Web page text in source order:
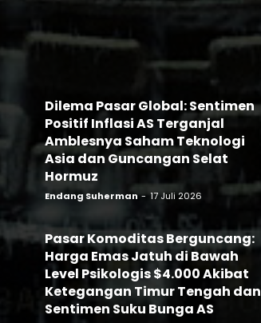
Dilema Pasar Global: Sentimen
Positif Inflasi AS Terganjal
Amblesnya Saham Teknologi
Asia dan Guncangan Selat
Hormuz
Endang Suherman - 17 Juli 2026
Pasar Komoditas Berguncang:
Harga Emas Jatuh di Bawah
Level Psikologis $4.000 Akibat
Ketegangan Timur Tengah dan
Sentimen Suku Bunga AS